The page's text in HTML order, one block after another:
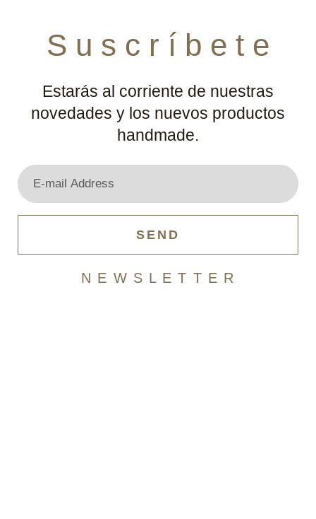
S u s c r í b e t e
Estarás al corriente de nuestras
novedades y los nuevos productos
handmade.
SEND
N E W S L E T T E R